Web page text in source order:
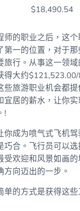
$18,490.54
师的职业之后，这
第一的位置，对于
旅行。从事这一领
得大约
些旅游职业机会都
宜居的薪水，让你
!
你成为喷气式飞机
巧合。飞行员可以
受欢迎和风景如画
向迈出的一步。
单的方式是获得这